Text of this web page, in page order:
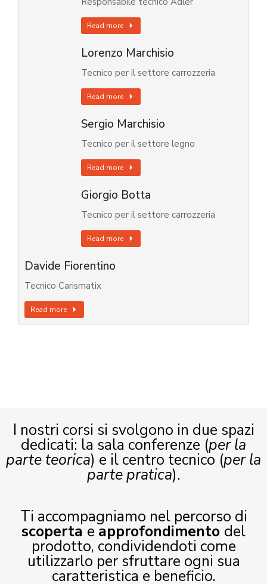
Read more
Lorenzo Marchisio
Tecnico per il settore carrozzeria
Read more
Sergio Marchisio
Tecnico per il settore legno
Read more
Giorgio Botta
Tecnico per il settore carrozzeria
Read more
Davide Fiorentino
Tecnico Carismatix
Read more
I nostri corsi si svolgono in due spazi
dedicati: la sala conferenze (per la
parte teorica) e il centro tecnico (per la
parte pratica).
Ti accompagniamo nel percorso di
scoperta e approfondimento del
prodotto, condividendoti come
utilizzarlo per sfruttare ogni sua
caratteristica e beneficio.